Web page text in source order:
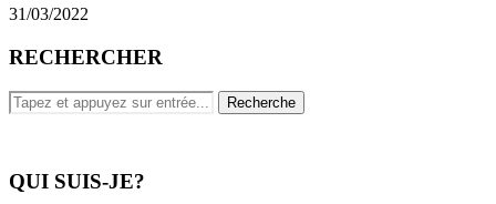
31/03/2022
RECHERCHER
QUI SUIS-JE?